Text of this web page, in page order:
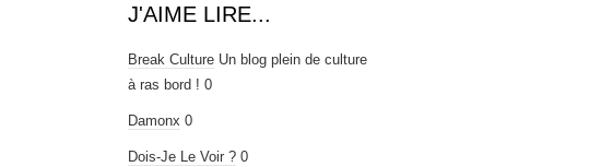
J'AIME LIRE...
Break Culture Un blog plein de culture
à ras bord ! 0
Damonx 0
Dois-Je Le Voir ? 0